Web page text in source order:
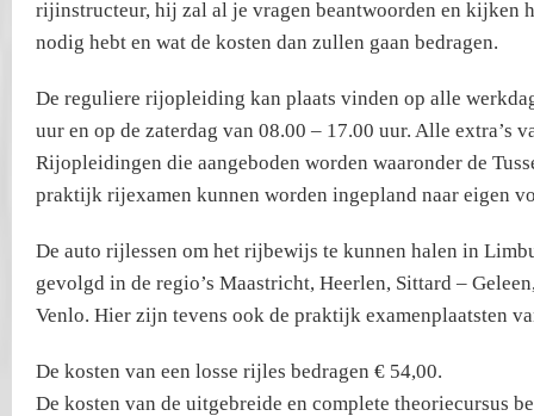
rijinstructeur, hij zal al je vragen beantwoorden en kijken
nodig hebt en wat de kosten dan zullen gaan bedragen.
De reguliere rijopleiding kan plaats vinden op alle
uur en op de zaterdag van 08.00 – 17.00 uur. Alle extra’s
Rijopleidingen die aangeboden worden waaronder de
praktijk rijexamen kunnen worden ingepland naar eigen
De auto rijlessen om het rijbewijs te kunnen halen in
gevolgd in de regio’s Maastricht, Heerlen, Sittard –
Venlo. Hier zijn tevens ook de praktijk examenplaatsten
De kosten van een losse rijles bedragen € 54,00.
De kosten van de uitgebreide en complete theoriecursus